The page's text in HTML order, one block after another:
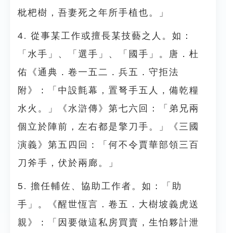
枇杷樹，吾妻死之年所手植也。」
4. 從事某工作或擅長某技藝之人。如：
「水手」、「選手」、「國手」。唐．杜
佑《通典．卷一五二．兵五．守拒法
附》：「中設氈幕，置弩手五人，備乾糧
水火。」《水滸傳》第七六回：「弟兄兩
個立於陣前，左右都是擎刀手。」《三國
演義》第五四回：「何不令賈華部領三百
刀斧手，伏於兩廊。」
5. 擔任輔佐、協助工作者。如：「助
手」。《醒世恆言．卷五．大樹坡義虎送
親》：「因要做這私房買賣，生怕夥計泄